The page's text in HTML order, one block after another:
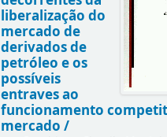
liberalização do
mercado de
derivados de
petróleo e os
possíveis
entraves ao
funcionamento
mercado /